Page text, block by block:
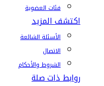
فئات العضوية
اكتشف المزيد
الأسئلة الشائعة
الاتصال
الشروط والأحكام
روابط ذات صلة